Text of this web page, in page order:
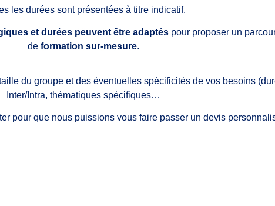
les durées sont présentées à titre indicatif.
et durées peuvent être adaptés pour proposer un
de formation sur-mesure.
du groupe et des éventuelles spécificités de vos besoins
Inter/Intra, thématiques spécifiques…
pour que nous puissions vous faire passer un devis